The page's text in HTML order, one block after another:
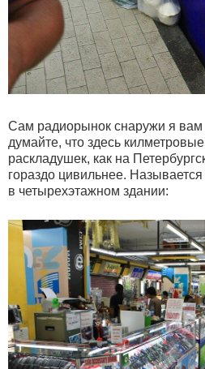
Сам радиорынок снаружи я
думайте, что здесь
раскладушек, как на
гораздо цивильнее.
в четырехэтажном здании: